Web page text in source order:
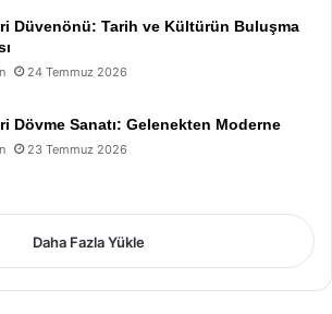
Düvenönü: Tarih ve Kültürün Buluşma
24 Temmuz 2026
Dövme Sanatı: Gelenekten Moderne
23 Temmuz 2026
Daha Fazla Yükle